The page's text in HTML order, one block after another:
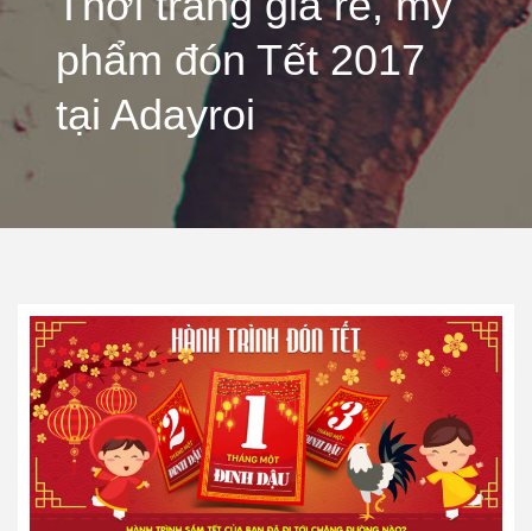
phẩm đón Tết 2017
tại Adayroi